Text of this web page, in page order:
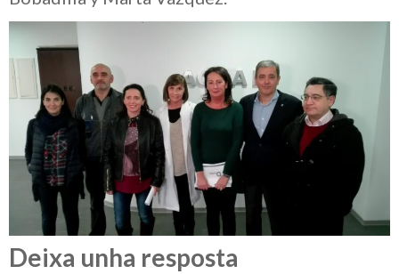
Deixa unha resposta